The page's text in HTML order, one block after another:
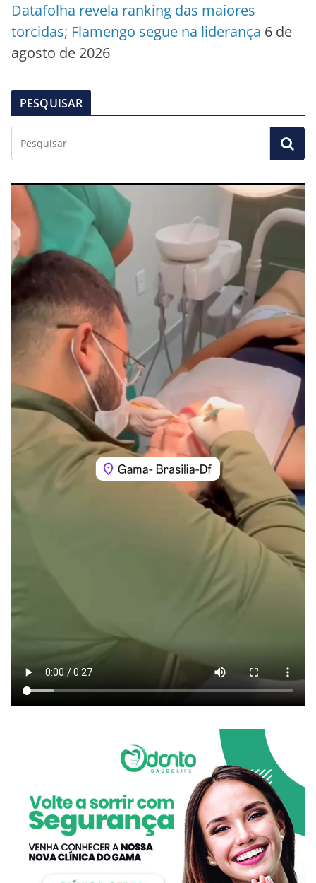
Datafolha revela ranking das maiores
torcidas; Flamengo segue na liderança 6 de
agosto de 2026
PESQUISAR